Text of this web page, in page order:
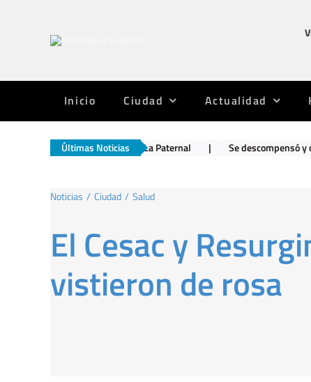
Inicio Ciudad Actualidad
Últimas Noticias
maratón en La Paternal | Se descompensó y cuando fueron
Noticias Ciudad Salud
El Cesac y
vistieron de rosa